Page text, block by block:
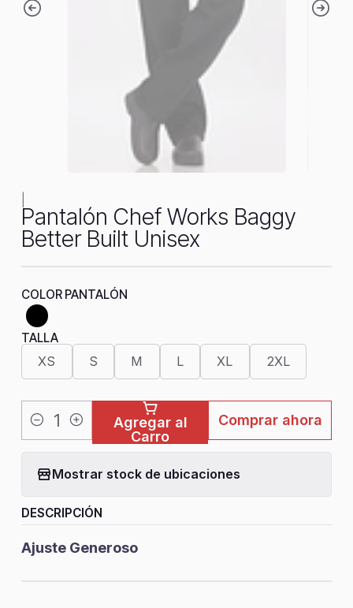
Pantalón Chef Works Baggy
Better Built Unisex
COLOR PANTALÓN
TALLA
XS S M L XL 2XL
Cantidad
Agregar al
Carro
Comprar ahora
Mostrar stock de ubicaciones
DESCRIPCIÓN
Ajuste Generoso